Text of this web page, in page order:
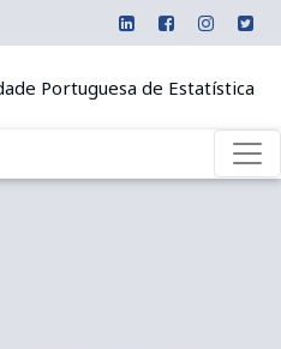
Portuguesa de Estatística